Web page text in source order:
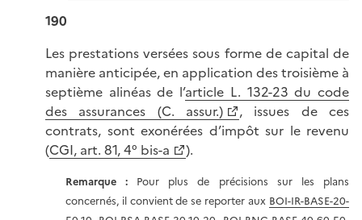
190
Les prestations versées sous forme de capital de
manière anticipée, en application des troisième à
septième alinéas de l’article L. 132-23 du code
des assurances (C. assur.)
, issues de ces
contrats, sont exonérées d’impôt sur le revenu
(CGI, art. 81, 4° bis-a ).
Remarque :Pour plus de précisions sur les plans
concernés, il convient de se reporter aux BOI-IR-BASE-20-